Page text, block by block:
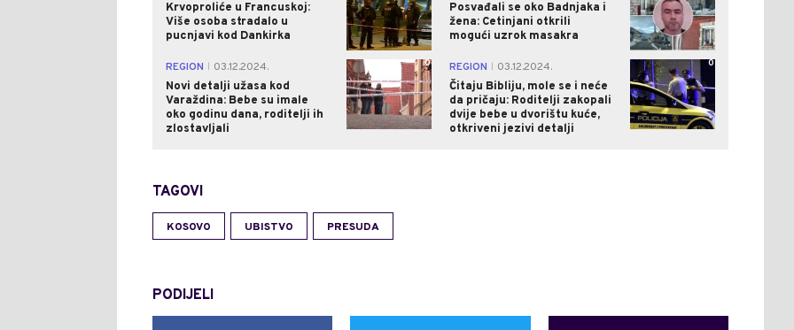
Krvoproliće u Francuskoj:
Više osoba stradalo u
pucnjavi kod Dankirka
Posvađali se oko Badnjaka i
žena: Cetinjani otkrili
mogući uzrok masakra
REGION
03.12.2024.
Novi detalji užasa kod
Varaždina: Bebe su imale
oko godinu dana, roditelji ih
zlostavljali
0 REGION
03.12.2024.
Čitaju Bibliju, mole se i neće
da pričaju: Roditelji zakopali
dvije bebe u dvorištu kuće,
otkriveni jezivi detalji
0
TAGOVI
KOSOVO UBISTVO PRESUDA
PODIJELI